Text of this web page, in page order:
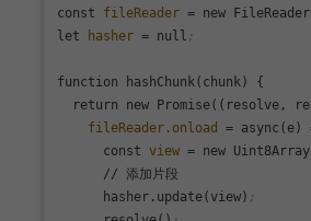
const fileReader = new
let
hasher = null ;
function hashChunk(chunk) {
return new Promise((resolve,
fileReader.onload
= async(e)
      const
view = new
      // 添加片段
      hasher.update(view)
;